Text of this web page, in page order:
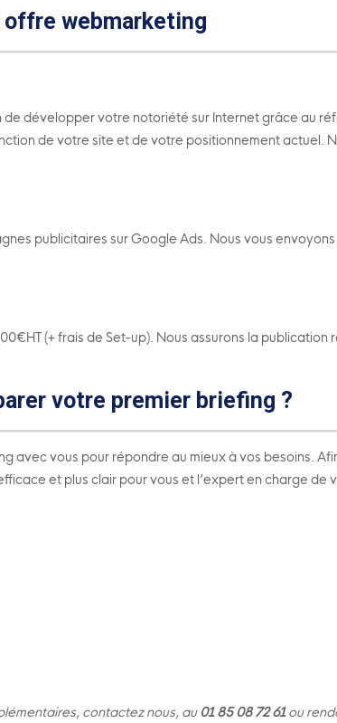
offre webmarketing
développer votre notoriété sur Internet grâce au
de votre site et de votre positionnement actuel.
publicitaires sur Google Ads. Nous vous
(+ frais de Set-up). Nous assurons la
votre premier briefing ?
vous pour répondre au mieux à vos besoins.
et plus clair pour vous et l’expert en charge de
contactez nous, au 01 85 08 72 61ou